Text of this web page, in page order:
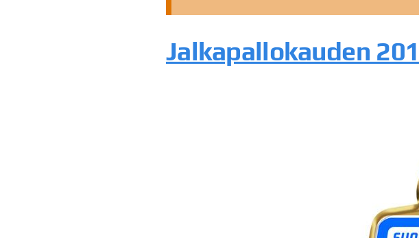
Jalkapallokauden